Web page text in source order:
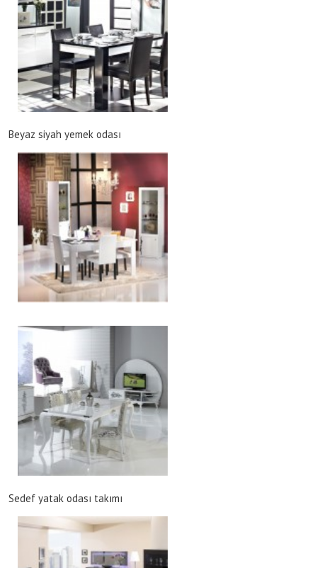
Beyaz siyah yemek odası
Sedef yatak odası takımı